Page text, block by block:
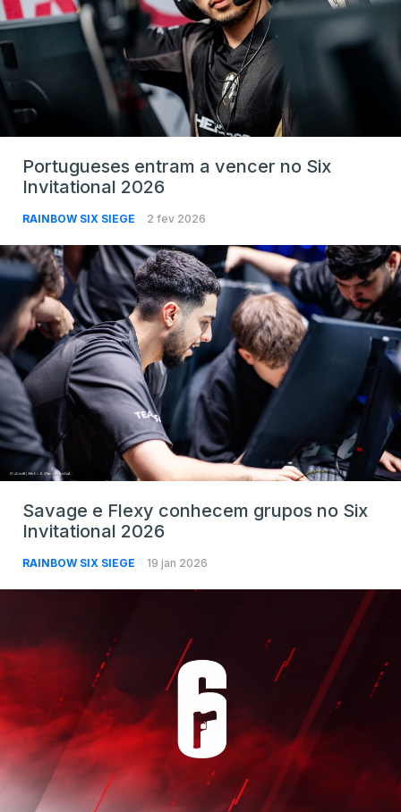
Portugueses entram a vencer no Six
Invitational 2026
RAINBOW SIX SIEGE 2 fev 2026
Savage e Flexy conhecem grupos no Six
Invitational 2026
RAINBOW SIX SIEGE 19 jan 2026